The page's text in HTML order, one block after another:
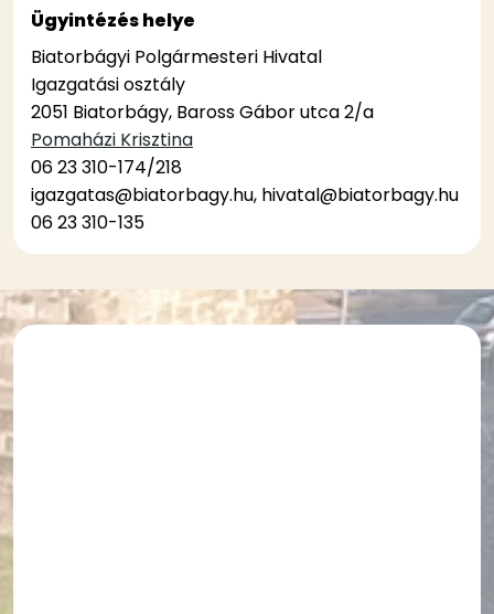
Ügyintézés helye
Biatorbágyi Polgármesteri Hivatal
Igazgatási osztály
2051 Biatorbágy, Baross Gábor utca 2/a
Pomaházi Krisztina
06 23 310-174/218
igazgatas@biatorbagy.hu, hivatal@biatorbagy.hu
06 23 310-135